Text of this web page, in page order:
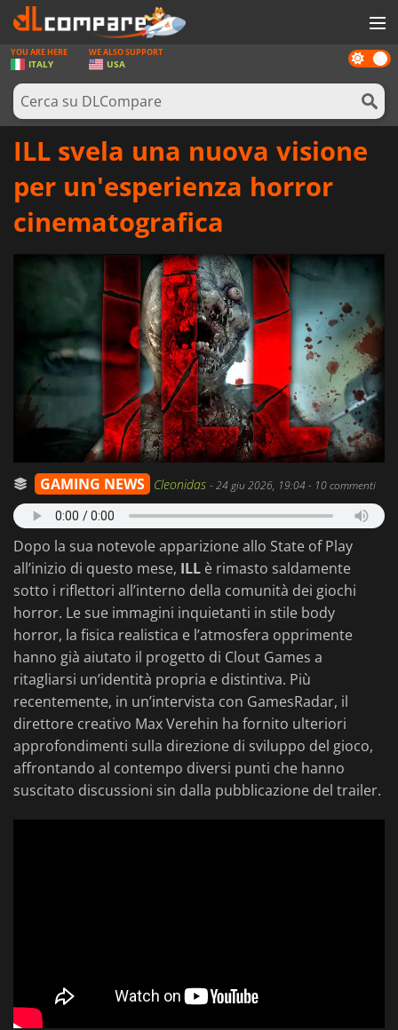
GIOCHI
PREPAGATE
SOFTWARE
HARDWARE
ACCEDI O REGISTRATI
Dark
mode
YOU ARE HERE
ITALY
WE ALSO SUPPORT
USA
ILL svela una nuova visione
per un'esperienza horror
cinematografica
GAMING NEWS Cleonidas -24 giu 2026, 19:04- 10 commenti
Dopo la sua notevole apparizione allo State of Play
all’inizio di questo mese, ILL è rimasto saldamente
sotto i riflettori all’interno della comunità dei giochi
horror. Le sue immagini inquietanti in stile body
horror, la fisica realistica e l’atmosfera opprimente
hanno già aiutato il progetto di Clout Games a
ritagliarsi un’identità propria e distintiva. Più
recentemente, in un’intervista con GamesRadar, il
direttore creativo Max Verehin ha fornito ulteriori
approfondimenti sulla direzione di sviluppo del gioco,
affrontando al contempo diversi punti che hanno
suscitato discussioni sin dalla pubblicazione del trailer.